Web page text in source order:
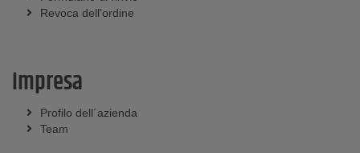
Revoca dell'ordine
Impresa
Profilo dell´azienda
Team